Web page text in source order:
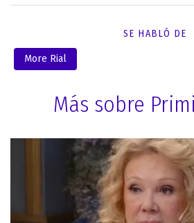
SE HABLÓ DE
More Rial
Más sobre